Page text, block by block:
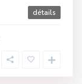
détails